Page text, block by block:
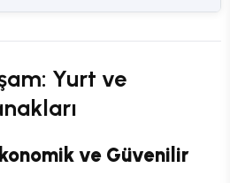
Yurt ve
ve Güvenilir